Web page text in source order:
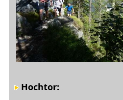
Hochtor: